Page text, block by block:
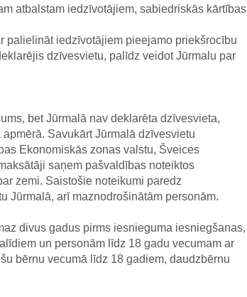
atbalstam iedzīvotājiem, sabiedriskās kārtības
palielināt iedzīvotājiem pieejamo priekšrocību
dzīvesvietu, palīdz veidot Jūrmalu par
bet Jūrmalā nav deklarēta dzīvesvieta,
Savukārt Jūrmalā dzīvesvietu
Ekonomiskās zonas valstu, Šveices
saņem pašvaldības noteiktos
zemi. Saistošie noteikumi paredz
Jūrmalā, arī maznodrošinātām personām.
divus gadus pirms iesnieguma iesniegšanas,
un personām līdz 18 gadu vecumam ar
bērnu vecumā līdz 18 gadiem, daudzbērnu